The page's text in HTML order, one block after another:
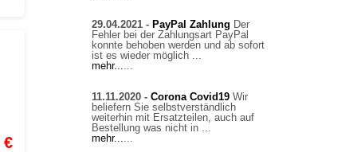
€
29.04.2021 - PayPal Zahlung Der
Fehler bei der Zahlungsart PayPal
konnte behoben werden und ab sofort
ist es wieder möglich ...
mehr......
11.11.2020 -Corona Covid19 Wir
beliefern Sie selbstverständlich
weiterhin mit Ersatzteilen, auch auf
Bestellung was nicht in ...
mehr......